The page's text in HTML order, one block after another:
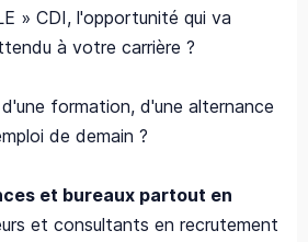
» CDI, l'opportunité qui va
à votre carrière ?
formation, d'une alternance
de demain ?
et bureaux partout en
et consultants en recrutement